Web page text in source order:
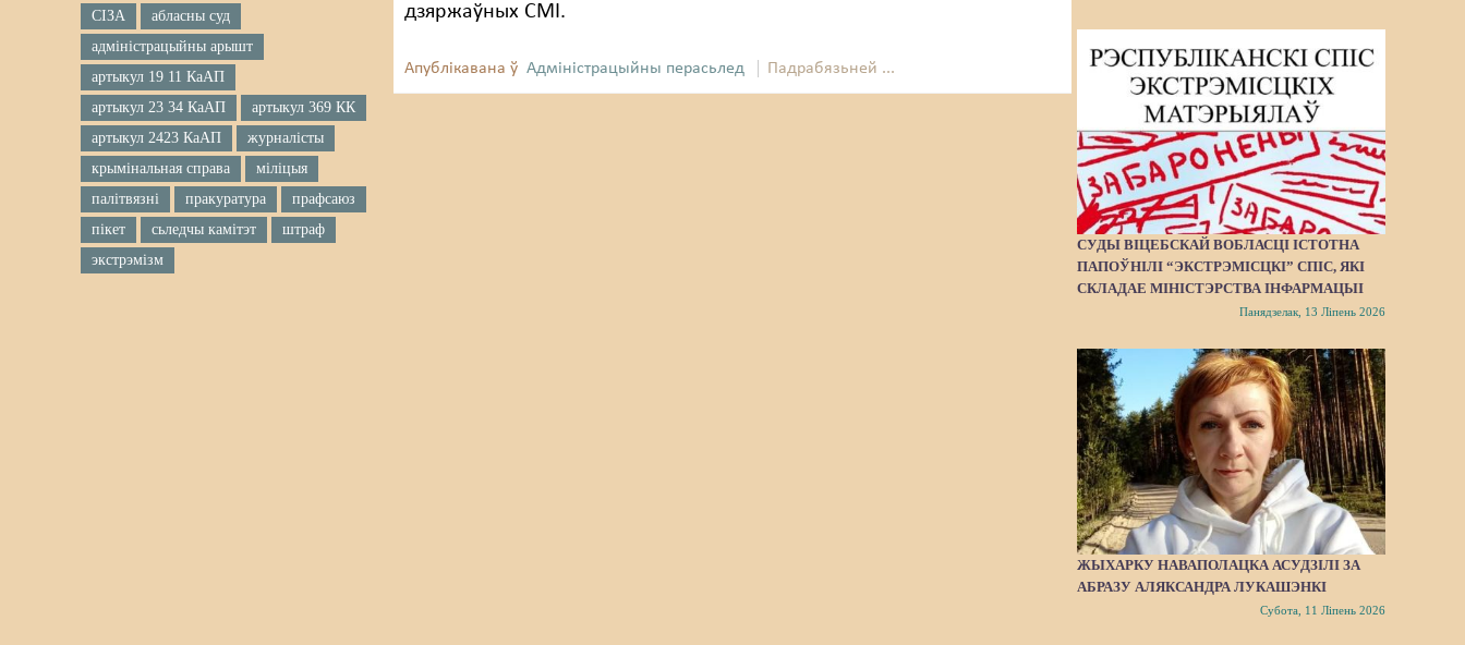
СІЗА
абласны суд
адміністрацыйны арышт
артыкул 19 11 КаАП
артыкул 23 34 КаАП
артыкул 369 КК
артыкул 2423 КаАП
журналісты
крымінальная справа
міліцыя
палітвязні
пракуратура
прафсаюз
пікет
сьледчы камітэт
штраф
экстрэмізм
дзяржаўных СМІ.
Апублікавана ў Адміністрацыйны перасьлед Падрабязьней ...
СУДЫ ВІЦЕБСКАЙ ВОБЛАСЦІ ІСТОТНА
ПАПОЎНІЛІ “ЭКСТРЭМІСЦКІ” СПІС, ЯКІ
СКЛАДАЕ МІНІСТЭРСТВА ІНФАРМАЦЫІ
Панядзелак, 13 Ліпень 2026
ЖЫХАРКУ НАВАПОЛАЦКА АСУДЗІЛІ ЗА
АБРАЗУ АЛЯКСАНДРА ЛУКАШЭНКІ
Субота, 11 Ліпень 2026